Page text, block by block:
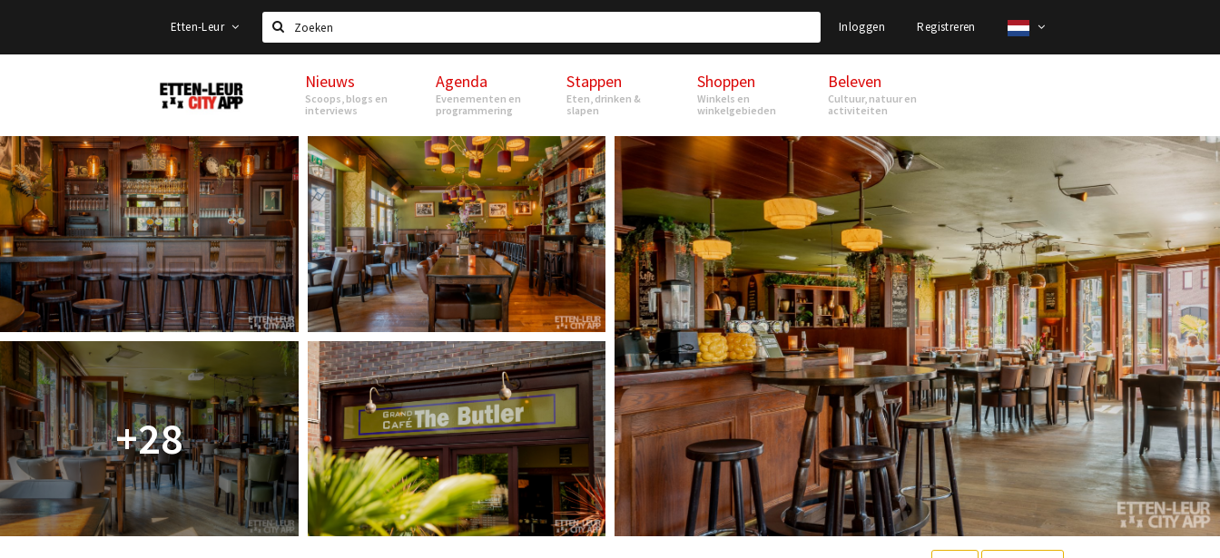
Etten-Leur
Zoeken
Inloggen Registreren
Etten-
Leur
Nieuws
Scoops, blogs en
interviews
Agenda
Evenementen en
programmering
Stappen
Eten, drinken &
slapen
Shoppen
Winkels en
winkelgebieden
Beleven
Cultuur, natuur en
activiteiten
+28